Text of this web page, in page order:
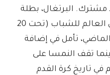
مشترك. البرتغال، بطلة
أوروبا والحائزة على لقب كأس العالم للشباب (تحت 20
تأمل في إضافة
تقف النمسا على
في تاريخ كرة القدم